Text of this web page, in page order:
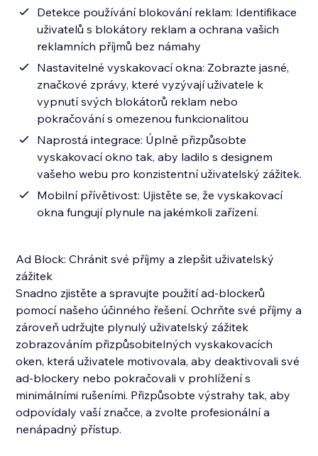
Detekce používání blokování reklam: Identifikace
uživatelů s blokátory reklam a ochrana vašich
reklamních příjmů bez námahy
Nastavitelné vyskakovací okna: Zobrazte jasné,
značkové zprávy, které vyzývají uživatele k
vypnutí svých blokátorů reklam nebo
pokračování s omezenou funkcionalitou
Naprostá integrace: Úplně přizpůsobte
vyskakovací okno tak, aby ladilo s designem
vašeho webu pro konzistentní uživatelský zážitek.
Mobilní přívětivost: Ujistěte se, že vyskakovací
okna fungují plynule na jakémkoli zařízení.
Ad Block: Chránit své příjmy a zlepšit uživatelský
zážitek
Snadno zjistěte a spravujte použití ad-blockerů
pomocí našeho účinného řešení. Ochrňte své příjmy a
zároveň udržujte plynulý uživatelský zážitek
zobrazováním přizpůsobitelných vyskakovacích
oken, která uživatele motivovala, aby deaktivovali své
ad-blockery nebo pokračovali v prohlížení s
minimálními rušeními. Přizpůsobte výstrahy tak, aby
odpovídaly vaší značce, a zvolte profesionální a
nenápadný přístup.